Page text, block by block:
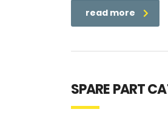
read more
SPARE PART